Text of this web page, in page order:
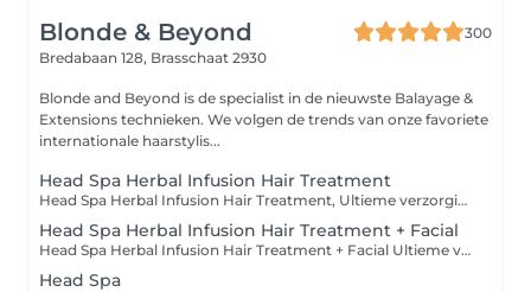
Blonde & Beyond
300
Bredabaan 128, Brasschaat 2930
Blonde and Beyond is de specialist in de nieuwste Balayage &
Extensions technieken. We volgen de trends van onze favoriete
internationale haarstylis...
Head Spa Herbal Infusion Hair Treatment
Head Spa Herbal Infusion Hair Treatment, Ultieme verzorging voor hoofd & haar Een Head Spa is een heerlijk ontspannend ritueel dat niet alleen je hoofdhuid kalmeert en in balans brengt, maar ook je haar intensief verzorgt. Met massage, diepe reiniging, hydraterende maskers en aromatherapie stimuleren we de doorbloeding, verminderen we stress en geven we je haar een boost van glans, kracht en vitaliteit. Resultaat: een ontspannen hoofd, een frisse hoofdhuid én prachtig gevoed, stralend haar.
Head Spa Herbal Infusion Hair Treatment + Facial
Head Spa Herbal Infusion Hair Treatment + Facial Ultieme verzorging voor hoofd, haar én huid Ervaar een compleet ontspanningsritueel waarbij zowel je hoofdhuid, haar als huid intensief worden verzorgd. De Head Spa kalmeert je hoofdhuid, stimuleert de doorbloeding en vermindert stress. Met massage, diepe reiniging, hydraterende maskers en aromatherapie krijgt je haar een boost van kracht, glans en vitaliteit. De facial met de producten van Comfort Zone richt zich op een gezonde, stralende huid. Na een dieptereiniging volgt een voedend masker afgestemd op jouw huidtype, aangevuld met een massage van hals en decolleté voor extra ontspanning. Resultaat: een ontspannen hoofd, een frisse hoofdhuid, prachtig gevoed haar én een huid die straalt van verzorging en vitaliteit.
Head Spa